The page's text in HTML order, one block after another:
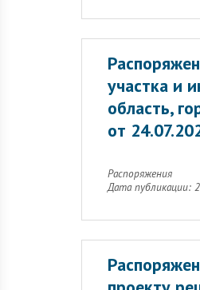
участка и
область,
от
Распоряжения
Дата публикации: